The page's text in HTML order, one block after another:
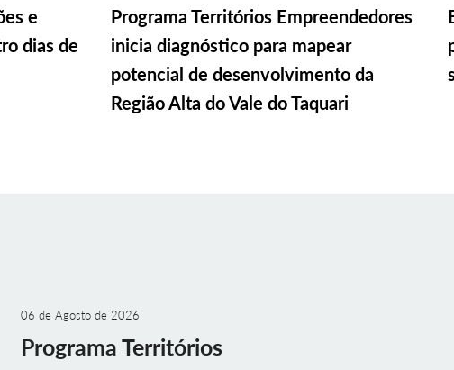
e
dias de
Programa Territórios Empreendedores
inicia diagnóstico para mapear
potencial de desenvolvimento da
Região Alta do Vale do Taquari
06 de Agosto de 2026
Programa Territórios